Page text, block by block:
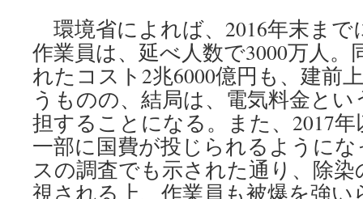
環境省によれば、2016年末まで
作業員は、延べ人数で3000万人
れたコスト2兆6000億円も、建前
うものの、結局は、電気料金と
担することになる。また、2017
一部に国費が投じられるように
スの調査でも示された通り、除
視される上、作業員も被爆を強